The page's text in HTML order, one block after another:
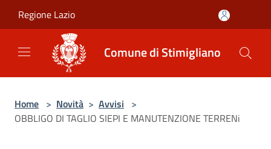
Regione Lazio
Comune di Stimigliano
Home > Novità > Avvisi >
OBBLIGO DI TAGLIO SIEPI E MANUTENZIONE TERRENi